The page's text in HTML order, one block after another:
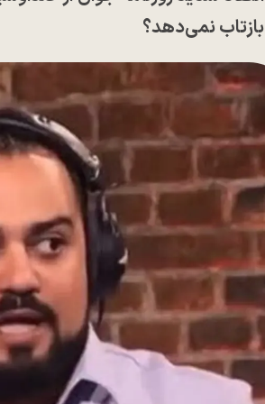
بازتاب نمی‌دهد؟